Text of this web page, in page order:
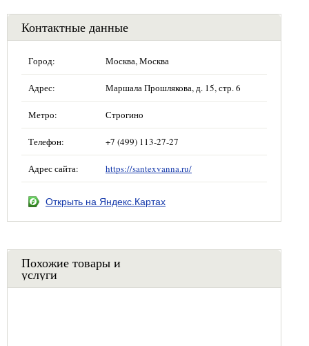
Контактные данные
Город: Москва, Москва
Адрес: Маршала Прошлякова, д. 15, стр. 6
Метро: Строгино
Телефон: +7 (499) 113-27-27
Адрес сайта: https://santexvanna.ru/
Открыть на Яндекс.Картах
Похожие товары и
услуги